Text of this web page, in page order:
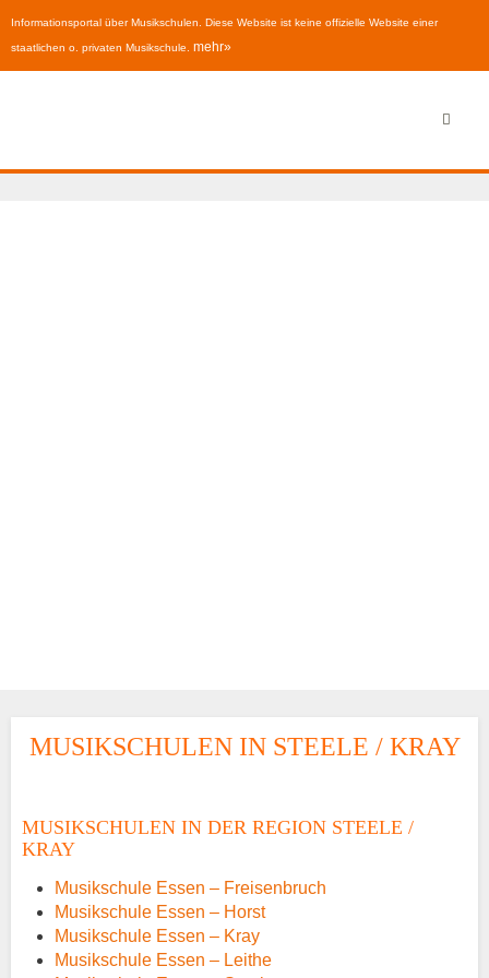
Informationsportal über Musikschulen. Diese Website ist keine offizielle Website einer
staatlichen o. privaten Musikschule. mehr»
MUSIKSCHULEN IN STEELE / KRAY
MUSIKSCHULEN IN DER REGION STEELE /
KRAY
Musikschule Essen – Freisenbruch
Musikschule Essen – Horst
Musikschule Essen – Kray
Musikschule Essen – Leithe